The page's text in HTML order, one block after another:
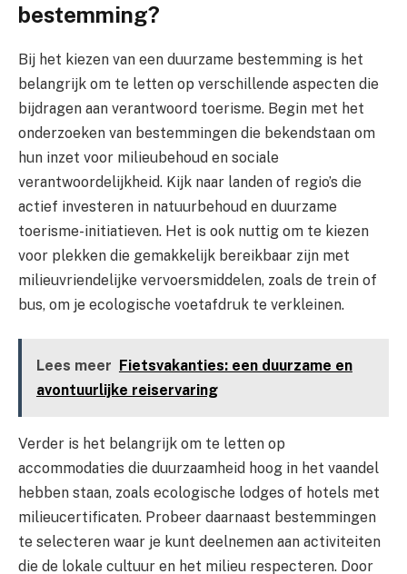
bestemming?
Bij het kiezen van een duurzame bestemming is het
belangrijk om te letten op verschillende aspecten die
bijdragen aan verantwoord toerisme. Begin met het
onderzoeken van bestemmingen die bekendstaan om
hun inzet voor milieubehoud en sociale
verantwoordelijkheid. Kijk naar landen of regio’s die
actief investeren in natuurbehoud en duurzame
toerisme-initiatieven. Het is ook nuttig om te kiezen
voor plekken die gemakkelijk bereikbaar zijn met
milieuvriendelijke vervoersmiddelen, zoals de trein of
bus, om je ecologische voetafdruk te verkleinen.
Lees meer
Fietsvakanties: een duurzame en
avontuurlijke reiservaring
Verder is het belangrijk om te letten op
accommodaties die duurzaamheid hoog in het vaandel
hebben staan, zoals ecologische lodges of hotels met
milieucertificaten. Probeer daarnaast bestemmingen
te selecteren waar je kunt deelnemen aan activiteiten
die de lokale cultuur en het milieu respecteren. Door